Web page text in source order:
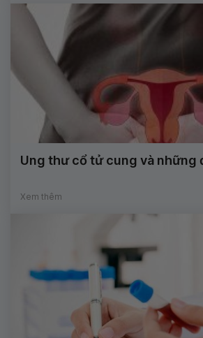
Ung thư cổ tử cung và những
Xem thêm